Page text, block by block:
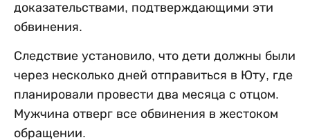
доказательствами, подтверждающими эти
обвинения.
Следствие установило, что дети должны были
через несколько дней отправиться в Юту, где
планировали провести два месяца с отцом.
Мужчина отверг все обвинения в жестоком
обращении.